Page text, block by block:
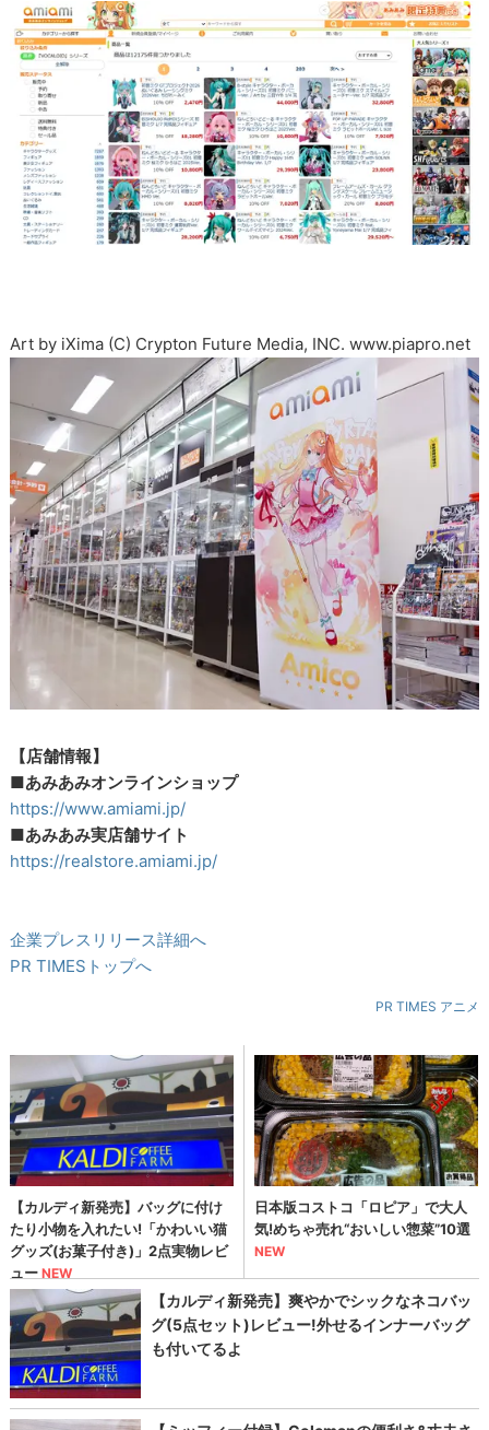
Art by iXima (C) Crypton Future Media, INC. www.piapro.net
【店舗情報】
■あみあみオンラインショップ
https://www.amiami.jp/
■あみあみ実店舗サイト
https://realstore.amiami.jp/
企業プレスリリース詳細へ
PR TIMESトップへ
PR TIMES アニメ